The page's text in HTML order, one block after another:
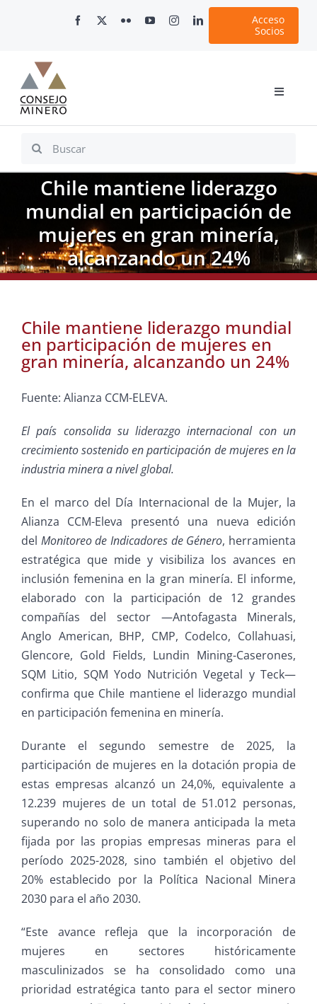
Acceso
Socios
Toggle
Documentos
Minería en Chile
Plataformas Digitales
Comunicaciones
Search
Chile mantiene liderazgo
mundial en participación de
mujeres en gran minería,
alcanzando un 24%
Chile mantiene liderazgo mundial
en participación de mujeres en
gran minería, alcanzando un 24%
Fuente: Alianza CCM-ELEVA.
El país consolida su liderazgo internacional con un
crecimiento sostenido en participación de mujeres en la
industria minera a nivel global.
En el marco del Día Internacional de la Mujer, la
Alianza CCM-Eleva presentó una nueva edición
del Monitoreo de Indicadores de Género, herramienta
estratégica que mide y visibiliza los avances en
inclusión femenina en la gran minería. El informe,
elaborado con la participación de 12 grandes
compañías del sector —Antofagasta Minerals,
Anglo American, BHP, CMP, Codelco, Collahuasi,
Glencore, Gold Fields, Lundin Mining-Caserones,
SQM Litio, SQM Yodo Nutrición Vegetal y Teck—
confirma que Chile mantiene el liderazgo mundial
en participación femenina en minería.
Durante el segundo semestre de 2025, la
participación de mujeres en la dotación propia de
estas empresas alcanzó un 24,0%, equivalente a
12.239 mujeres de un total de 51.012 personas,
superando no solo de manera anticipada la meta
fijada por las propias empresas mineras para el
período 2025-2028, sino también el objetivo del
20% establecido por la Política Nacional Minera
2030 para el año 2030.
“Este avance refleja que la incorporación de
mujeres en sectores históricamente
masculinizados se ha consolidado como una
prioridad estratégica tanto para el sector minero